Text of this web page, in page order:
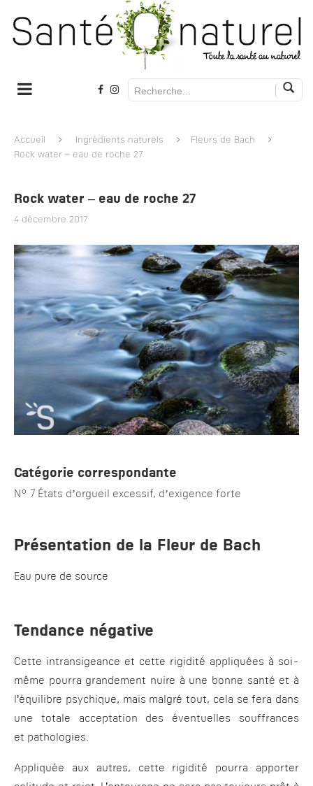
Accueil Ingrédients naturels
Fleurs de Bach
Rock water – eau de roche 27
Rock water – eau de roche 27
4 décembre 2017
Catégorie correspondante
N° 7 États d’orgueil excessif, d’exigence forte
Présentation de la Fleur de Bach
Eau pure de source
Tendance négative
Cette intransigeance et cette rigidité appliquées à soi-
même pourra grandement nuire à une bonne santé et à
l’équilibre psychique, mais malgré tout, cela se fera dans
une totale acceptation des éventuelles souffrances
et pathologies.
Appliquée aux autres, cette rigidité pourra apporter